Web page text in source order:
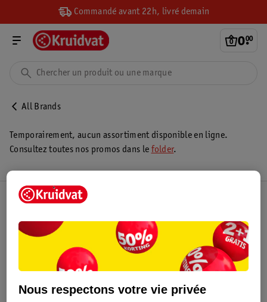
Commandé avant 22h, livré demain
0.
00
All Brands
Temporairement, aucun assortiment disponible en ligne.
Consultez toutes nos promos dans le folder.
Nous respectons votre vie privée